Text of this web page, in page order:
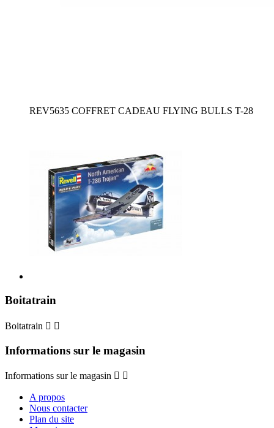
REV5635 COFFRET CADEAU FLYING BULLS T-28
Boitatrain
Boitatrain  
Informations sur le magasin
Informations sur le magasin  
A propos
Nous contacter
Plan du site